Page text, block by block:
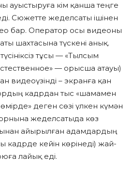
ауыстыруға кім қанша теңге
Сюжетте жеделсаты ішінен
бар. Оператор осы видеоны
шахтасына түскені анық.
тұсы — «Тылсым
— орысша атауы)
видеоүзінді – экранға қан
кадрдан тыс «шамамен
деген сөзі үлкен күмән
жеделсатыда көз
айырылған адамдардың
кадрде кейін көрінеді) жай-
лайық еді.